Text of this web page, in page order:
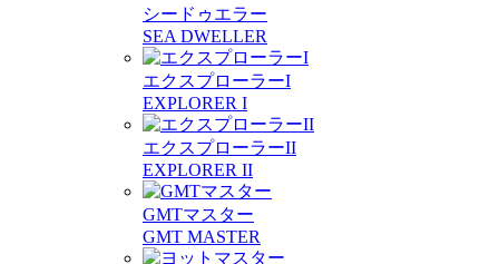
シードゥエラー
SEA DWELLER
エクスプローラーI
EXPLORER I
エクスプローラーII
EXPLORER II
GMTマスター
GMT MASTER